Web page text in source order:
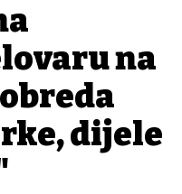
na
dijele